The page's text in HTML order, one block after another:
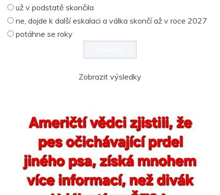
už v podstatě skončila
ne, dojde k další eskalaci a válka skončí až v roce 2027
potáhne se roky
Zobrazit výsledky